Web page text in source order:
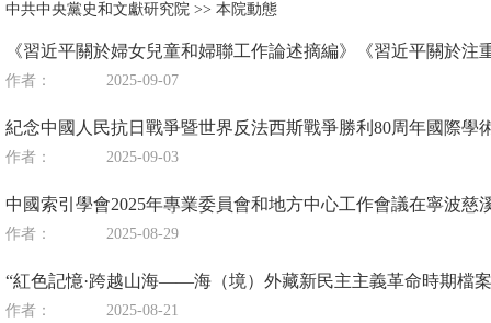
中共中央黨史和文獻研究院 >> 本院動態
《習近平關於婦女兒童和婦聯工作論述摘編》《習近平關於
作者： 2025-09-07
紀念中國人民抗日戰爭暨世界反法西斯戰爭勝利80周年國際學
作者： 2025-09-03
中國索引學會2025年專業委員會和地方中心工作會議在寧波慈
作者： 2025-08-29
“紅色記憶·跨越山海——海（境）外藏新民主主義革命時期檔
作者： 2025-08-21